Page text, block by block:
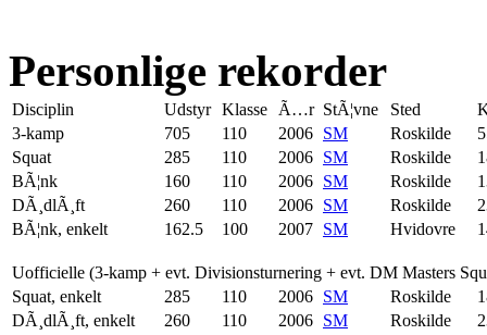
Personlige rekorder
Disciplin Udstyr Klasse Ã…r StÃ¦vne Sted
3-kamp
705 110 2006 SM Roskilde
Squat
285 110 2006 SM Roskilde
BÃ¦nk
160 110 2006 SM Roskilde
DÃ¸dlÃ¸ft
260 110 2006 SM Roskilde
BÃ¦nk, enkelt
162.5 100 2007 SM Hvidovre
Uofficielle (3-kamp + evt. Divisionsturnering + evt. DM Masters
Squat, enkelt
285 110 2006 SM Roskilde
DÃ¸dlÃ¸ft, enkelt
260 110 2006 SM Roskilde